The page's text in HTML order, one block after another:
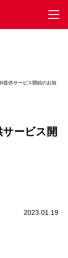
提供サービス開始のお知
ービス開
2023.01.19